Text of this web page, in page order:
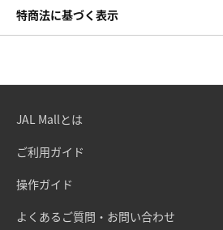
特商法に基づく表示
JAL Mallとは
ご利用ガイド
操作ガイド
よくあるご質問・お問い合わせ